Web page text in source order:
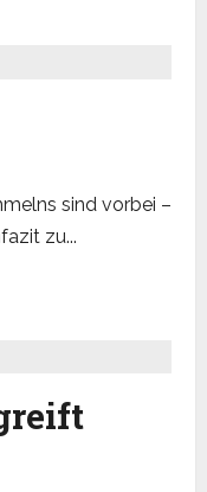
sind vorbei –
zu...